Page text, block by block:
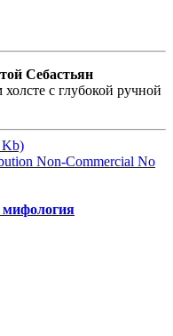
Себастьян
с глубокой ручной
Kb)
Non-Commercial No
мифология